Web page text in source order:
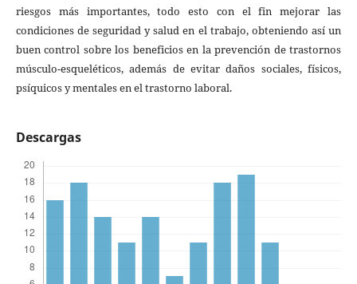
riesgos más importantes, todo esto con el fin mejorar las
condiciones de seguridad y salud en el trabajo, obteniendo así un
buen control sobre los beneficios en la prevención de trastornos
músculo-esqueléticos, además de evitar daños sociales, físicos,
psíquicos y mentales en el trastorno laboral.
Descargas